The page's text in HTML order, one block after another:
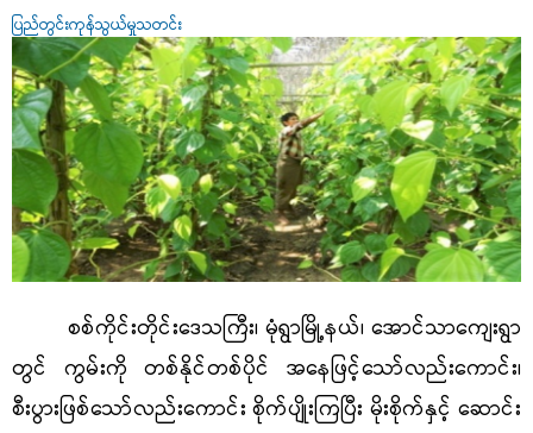
ပြည်တွင်းကုန်သွယ်မှုသတင်း
စစ်ကိုင်းတိုင်းဒေသကြီး၊ မုံရွာမြို့နယ်၊ အောင်သာကျေးရွာ
တွင် ကွမ်းကို တစ်နိုင်တစ်ပိုင် အနေဖြင့်သော်လည်းကောင်း၊
စီးပွားဖြစ်သော်လည်းကောင်း စိုက်ပျိုးကြပြီး မိုးစိုက်နှင့် ဆောင်း